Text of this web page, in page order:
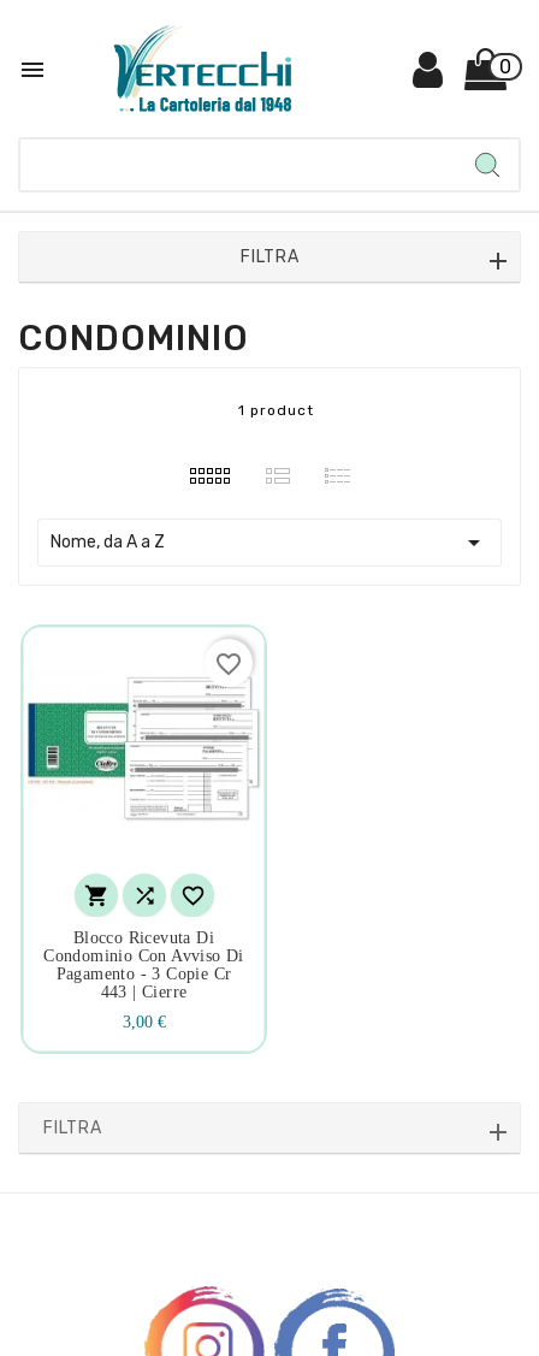
 0
FILTRA
CONDOMINIO
1 product
Nome, da A a Z 
  
Blocco Ricevuta Di
Condominio Con Avviso Di
Pagamento - 3 Copie Cr
443 | Cierre
3,00 €
favorite_border
FILTRA